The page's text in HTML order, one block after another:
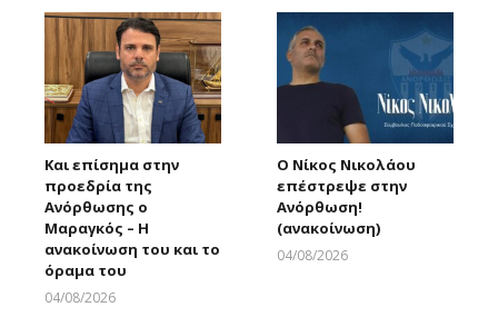
Και επίσημα στην
προεδρία της
Ανόρθωσης ο
Μαραγκός – Η
ανακοίνωση του και το
όραμα του
04/08/2026
Ο Νίκος Νικολάου
επέστρεψε στην
Ανόρθωση!
(ανακοίνωση)
04/08/2026